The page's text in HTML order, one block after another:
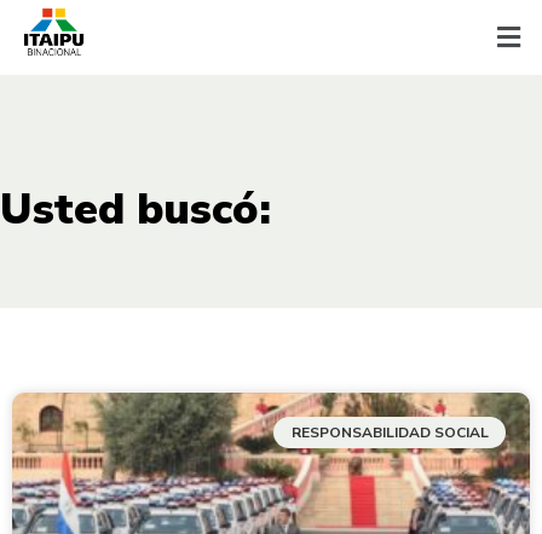
Usted buscó:
RESPONSABILIDAD SOCIAL